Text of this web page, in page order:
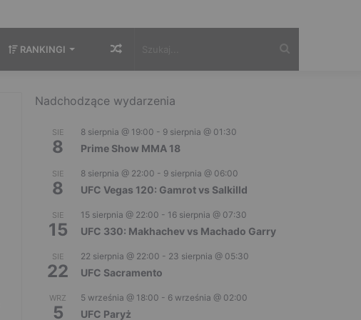
RANKINGI Losowy
Nadchodzące wydarzenia
SIE
8
8 sierpnia @ 19:00 - 9 sierpnia @ 01:30
Prime Show MMA 18
SIE
8
8 sierpnia @ 22:00 - 9 sierpnia @ 06:00
UFC Vegas 120: Gamrot vs Salkilld
SIE
15
15 sierpnia @ 22:00 - 16 sierpnia @ 07:30
UFC 330: Makhachev vs Machado Garry
SIE
22
22 sierpnia @ 22:00 - 23 sierpnia @ 05:30
UFC Sacramento
WRZ
5
5 września @ 18:00 - 6 września @ 02:00
UFC Paryż